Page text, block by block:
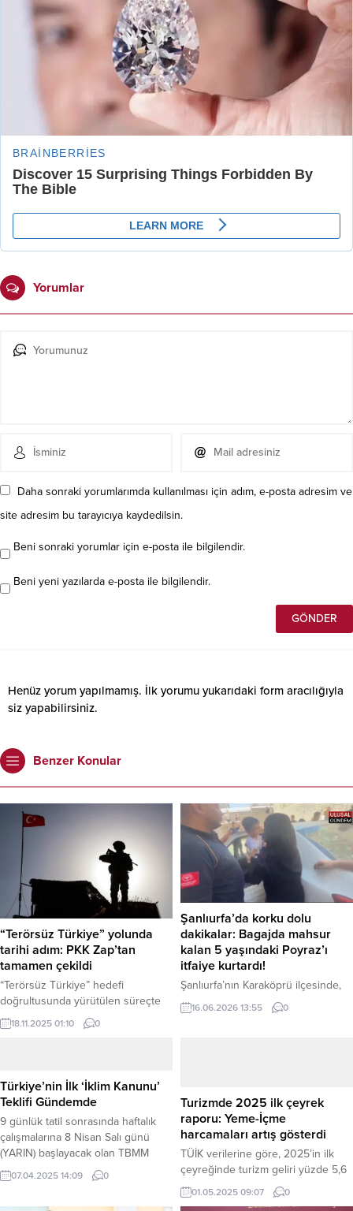
Yorumlar
Daha sonraki yorumlarımda kullanılması için adım, e-posta adresim ve
site adresim bu tarayıcıya kaydedilsin.
Beni sonraki yorumlar için e-posta ile bilgilendir.
Beni yeni yazılarda e-posta ile bilgilendir.
Henüz yorum yapılmamış. İlk yorumu yukarıdaki form aracılığıyla
siz yapabilirsiniz.
Benzer Konular
“Terörsüz Türkiye” yolunda
tarihi adım: PKK Zap’tan
tamamen çekildi
“Terörsüz Türkiye” hedefi
doğrultusunda yürütülen süreçte
kritik bir eşik daha aşıldı. Terör
örgütü PKK’nın, Irak’ın kuzeyindeki
bildirildi. Sürecin en somut adımı,
örgüt yöneticisi Bese Hozat’ın da
silahlarını yakmasıyla atılmıştı.
Diyarbakır Haber Merkezi –
Türkiye’nin sınır güvenliğini
sağlamak ve terörü kaynağında...
18.11.2025 01:10 0
Şanlıurfa’da korku dolu
dakikalar: Bagajda mahsur
kalan 5 yaşındaki Poyraz’ı
itfaiye kurtardı!
Şanlıurfa’nın Karaköprü ilçesinde,
ailesinin yeni aldığı arabayı merak
ederek gizlice bagajına giren ve
çocuklarını arayan aile, acı gerçeği
babanın arabaya binmesiyle fark
etti. Haber Merkezi – Olay,
Karaköprü ilçesine bağlı
Seyrantepe Mahallesi...
16.06.2026 13:55 0
Türkiye’nin İlk ‘İklim Kanunu’
Teklifi Gündemde
9 günlük tatil sonrasında haftalık
çalışmalarına 8 Nisan Salı günü
(YARIN) başlayacak olan TBMM
Genel Kurulu, İklim Kanunu Teklifi’ni
gündemine alacak. TBMM’nin resmi
07.04.2025 14:09 0
Turizmde 2025 ilk çeyrek
raporu: Yeme-İçme
harcamaları artış gösterdi
TÜİK verilerine göre, 2025’in ilk
çeyreğinde turizm geliri yüzde 5,6
artarak 9,45 milyar dolara ulaşırken,
ziyaretçi sayısı yüzde 1,2, turizm
01.05.2025 09:07 0